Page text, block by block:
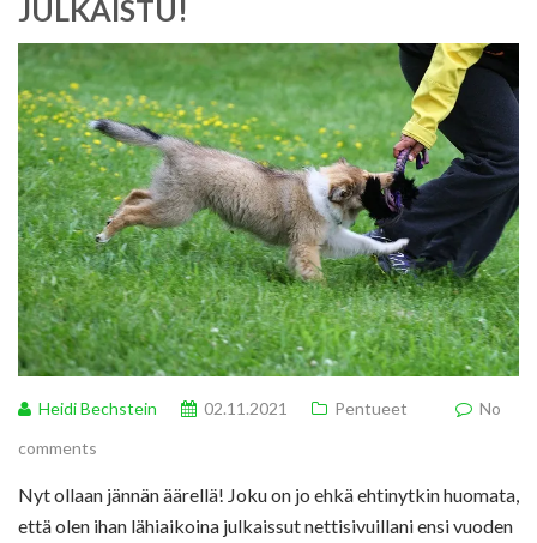
JULKAISTU!
Heidi Bechstein 02.11.2021 Pentueet
No
comments
Nyt ollaan jännän äärellä! Joku on jo ehkä ehtinytkin huomata,
että olen ihan lähiaikoina julkaissut nettisivuillani ensi vuoden